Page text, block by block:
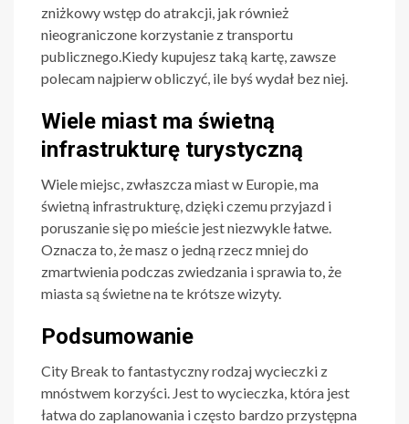
zniżkowy wstęp do atrakcji, jak również
nieograniczone korzystanie z transportu
publicznego.Kiedy kupujesz taką kartę, zawsze
polecam najpierw obliczyć, ile byś wydał bez niej.
Wiele miast ma świetną
infrastrukturę turystyczną
Wiele miejsc, zwłaszcza miast w Europie, ma
świetną infrastrukturę, dzięki czemu przyjazd i
poruszanie się po mieście jest niezwykle łatwe.
Oznacza to, że masz o jedną rzecz mniej do
zmartwienia podczas zwiedzania i sprawia to, że
miasta są świetne na te krótsze wizyty.
Podsumowanie
City Break to fantastyczny rodzaj wycieczki z
mnóstwem korzyści. Jest to wycieczka, która jest
łatwa do zaplanowania i często bardzo przystępna